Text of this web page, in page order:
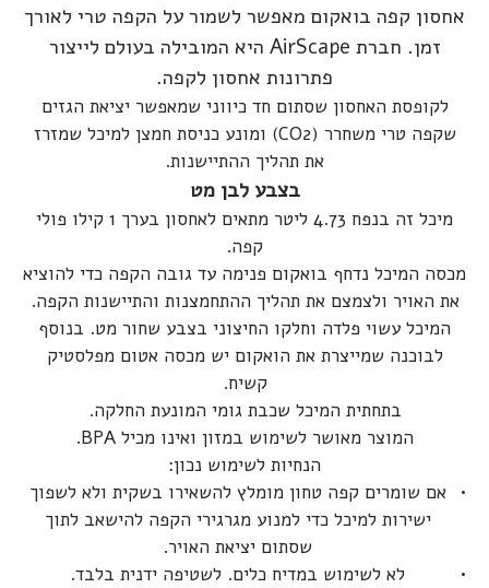
אחסון קפה בואקום מאפשר לשמור על הקפה טרי לאורך
זמן. חברת AirScape היא המובילה בעולם לייצור
פתרונות אחסון לקפה.
לקופסת האחסון שסתום חד כיווני שמאפשר יציאת הגזים
שקפה טרי משחרר (CO2) ומונע כניסת חמצן למיכל שמזרז
את תהליך ההתיישנות.
בצבע לבן מט
מיכל זה בנפח 4.73 ליטר מתאים לאחסון בערך 1 קילו פולי
קפה.
מכסה המיכל נדחף בואקום פנימה עד גובה הקפה כדי להוציא
את האויר ולצמצם את תהליך ההתחמצנות והתיישנות הקפה.
המיכל עשוי פלדה וחלקו החיצוני בצבע שחור מט. בנוסף
לבוכנה שמייצרת את הואקום יש מכסה אטום מפלסטיק
קשיח.
בתחתית המיכל שכבת גומי המונעת החלקה.
המוצר מאושר לשימוש במזון ואינו מכיל BPA.
הנחיות לשימוש נכון:
אם שומרים קפה טחון מומלץ להשאירו בשקית ולא לשפוך
ישירות למיכל כדי למנוע מגרגירי הקפה להישאב לתוך
שסתום יציאת האויר.
לא לשימוש במדיח כלים. לשטיפה ידנית בלבד.